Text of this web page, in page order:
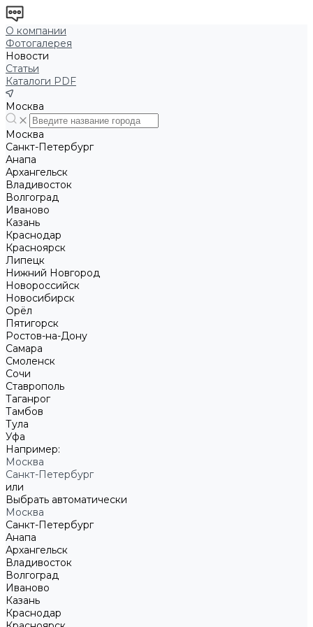
О компании
Фотогалерея
Новости
Статьи
Каталоги PDF
Москва
Москва
Санкт-Петербург
Анапа
Архангельск
Владивосток
Волгоград
Иваново
Казань
Краснодар
Красноярск
Липецк
Нижний Новгород
Новороссийск
Новосибирск
Орёл
Пятигорск
Ростов-на-Дону
Самара
Смоленск
Сочи
Ставрополь
Таганрог
Тамбов
Тула
Уфа
Например:
Москва
Санкт-Петербург
или
Выбрать автоматически
Москва
Санкт-Петербург
Анапа
Архангельск
Владивосток
Волгоград
Иваново
Казань
Краснодар